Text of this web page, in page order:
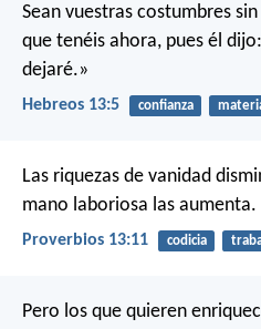
Sean vuestras costumbres
que tenéis ahora, pues él
dejaré.»
Hebreos 13:5 confianza
Las riquezas de vanidad
mano laboriosa las aumenta.
Proverbios 13:11 codicia
Pero los que quieren